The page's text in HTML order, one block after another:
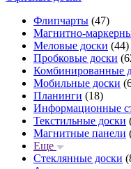
Флипчарты (47)
Магнитно-
Меловые доски (44)
Пробковые доски
Комбинированные
Мобильные доски
Планинги (18)
Информационные
Текстильные доски
Магнитные панели
Еще
Стеклянные доски